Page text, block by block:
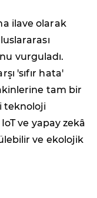
ilave olarak
vurguladı.
'sıfır hata'
tam bir
teknoloji
ve yapay zekâ
ve ekolojik